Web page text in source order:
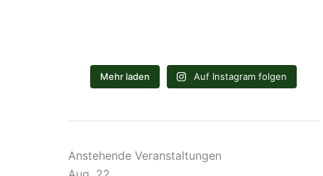
Mehr laden Auf Instagram folgen
Anstehende Veranstaltungen